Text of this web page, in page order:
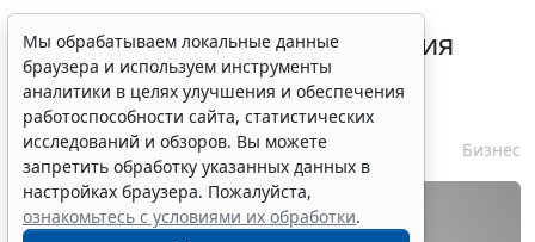
Срок согласования заключения
контракта с единственным
контрагентом сократили
7 августа 2026 16:55 Бизнес
Мы обрабатываем локальные данные
браузера и используем инструменты
аналитики в целях улучшения и обеспечения
работоспособности сайта, статистических
исследований и обзоров. Вы можете
запретить обработку указанных данных в
настройках браузера. Пожалуйста,
ознакомьтесь с условиями их обработки.